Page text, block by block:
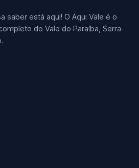
saber está aqui! O Aqui Vale é o
do Vale do Paraíba, Serra